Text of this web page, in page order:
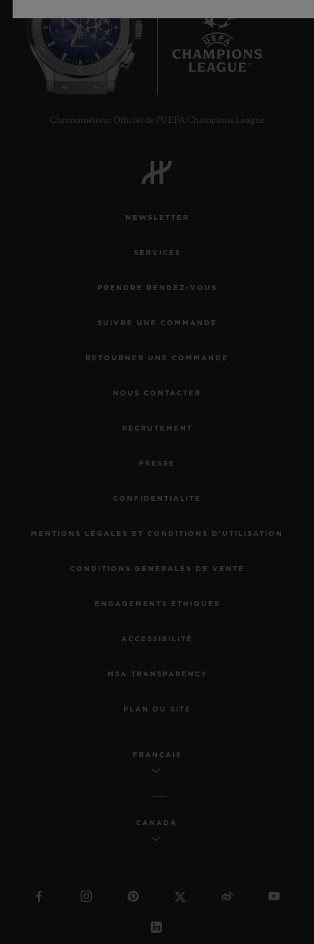
7
Chronométreur Officiel de l'UEFA Champions League
NEWSLETTER
SERVICES
PRENDRE RENDEZ-VOUS
SUIVRE UNE COMMANDE
RETOURNER UNE COMMANDE
NOUS CONTACTER
RECRUTEMENT
PRESSE
CONFIDENTIALITÉ
MENTIONS LÉGALES ET CONDITIONS D'UTILISATION
CONDITIONS GÉNÉRALES DE VENTE
ENGAGEMENTS ÉTHIQUES
ACCESSIBILITÉ
MSA TRANSPARENCY
PLAN DU SITE
FRANÇAIS
CANADA